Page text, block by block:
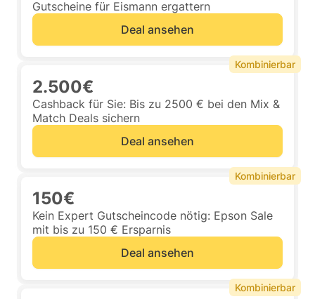
Gutscheine für Eismann ergattern
Deal ansehen
2.500€
Cashback für Sie: Bis zu 2500 € bei den Mix &
Match Deals sichern
Deal ansehen
Kombinierbar
150€
Kein Expert Gutscheincode nötig: Epson Sale
mit bis zu 150 € Ersparnis
Deal ansehen
Kombinierbar
Kombinierbar